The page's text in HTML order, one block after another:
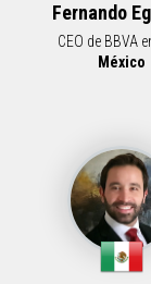
Fernando
CEO de BBVA
México